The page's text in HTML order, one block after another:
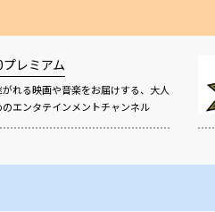
プレミアム
れる映画や音楽をお届けする、大人
のエンタテインメントチャンネル